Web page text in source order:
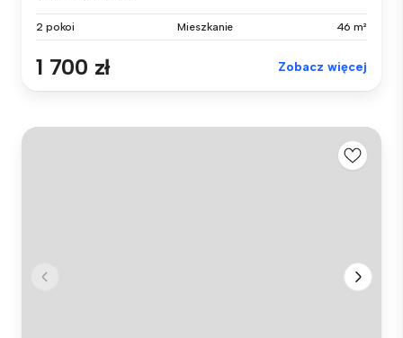
2 pokoi Mieszkanie 46 m²
1 700 zł Zobacz więcej